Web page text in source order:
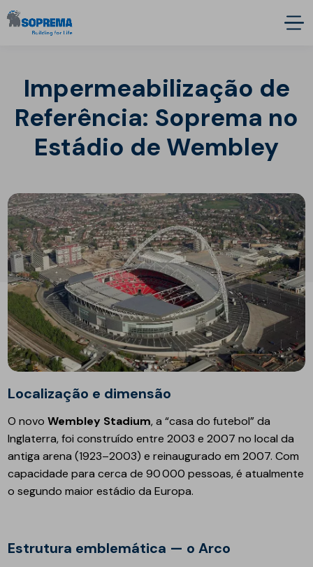
Impermeabilização de
Referência: Soprema no
Estádio de Wembley
Localização e dimensão
O novoWembley Stadium, a “casa do futebol” da
Inglaterra, foi construído entre 2003 e 2007 no local da
antiga arena (1923–2003) e reinaugurado em 2007. Com
capacidade para cerca de 90 000 pessoas, é atualmente
o segundo maior estádio da Europa.
Estrutura emblemática — o Arco